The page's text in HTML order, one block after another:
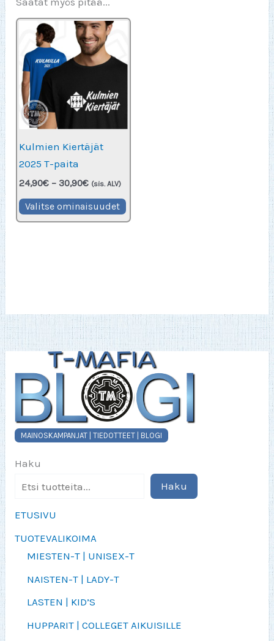
MAINOSKAMPANJAT | TIEDOTTEET | BLOGI
Haku
Haku
ETUSIVU
TUOTEVALIKOIMA
MIESTEN-T | UNISEX-T
NAISTEN-T | LADY-T
LASTEN | KID’S
HUPPARIT | COLLEGET AIKUISILLE
Kulmien Kiertäjät
2025 T-paita
24,90€ – 30,90€Hintaluokka:
-
30,90€
(sis. ALV)
Valitse ominaisuudet Tällä
tuotteella
valinnat
tuotteen
sivulla.